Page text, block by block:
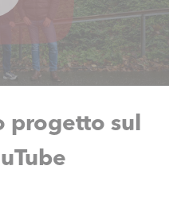
progetto sul